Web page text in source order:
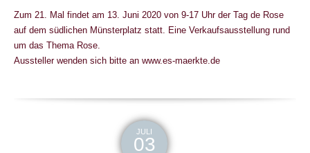
Zum 21. Mal findet am 13. Juni 2020 von 9-17 Uhr der Tag de Rose
auf dem südlichen Münsterplatz statt. Eine Verkaufsausstellung rund
um das Thema Rose.
Aussteller wenden sich bitte an www.es-maerkte.de
JULI
03